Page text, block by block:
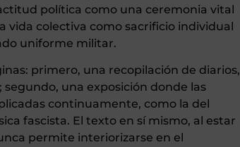
política como una ceremonia vital
vida colectiva como sacrificio individual
uniforme militar.
primero, una recopilación de diarios,
una exposición donde las
continuamente, como la del
fascista. El texto en sí mismo, al estar
permite interiorizarse en el